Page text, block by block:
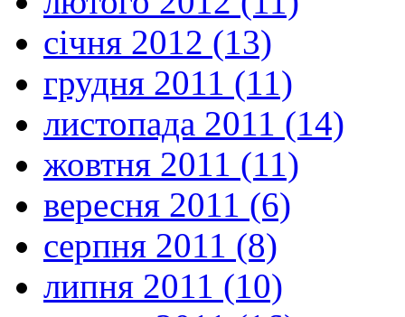
січня 2012 (13)
грудня 2011 (11)
листопада 2011 (14)
жовтня 2011 (11)
вересня 2011 (6)
серпня 2011 (8)
липня 2011 (10)